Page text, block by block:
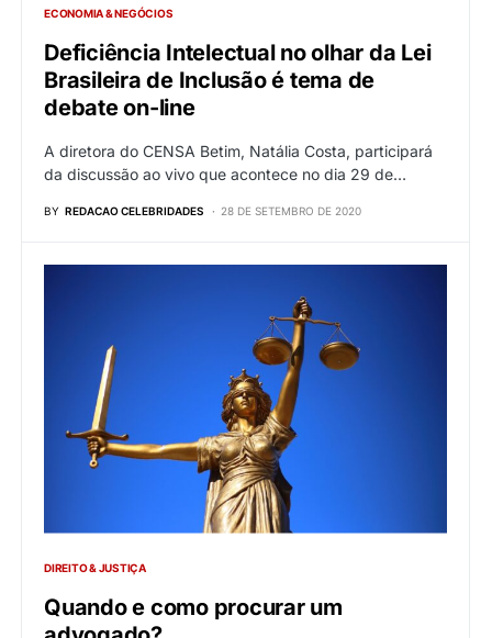
ECONOMIA & NEGÓCIOS
Deficiência Intelectual no olhar da Lei
Brasileira de Inclusão é tema de
debate on-line
A diretora do CENSA Betim, Natália Costa, participará
da discussão ao vivo que acontece no dia 29 de…
BY REDACAO CELEBRIDADES 28 DE SETEMBRO DE 2020
DIREITO & JUSTIÇA
Quando e como procurar um